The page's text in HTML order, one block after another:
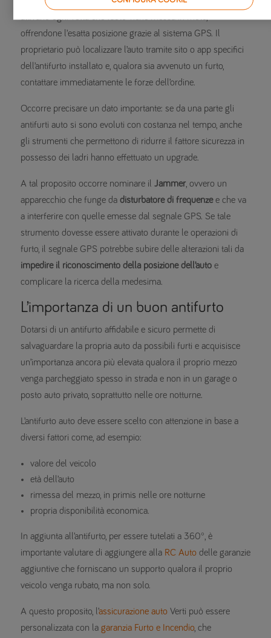
offrendone l’esatta posizione grazie al sistema GPS. Il
proprietario può localizzare l’auto tramite sito o app specifici
dell’antifurto installato e, qualora sia avvenuto un furto,
contattare immediatamente le forze dell’ordine.
Occorre precisare un dato importante: se da una parte gli
antifurti auto si sono evoluti con costanza nel tempo, anche
gli strumenti che permettono di ridurre il fattore sicurezza in
possesso dei ladri hanno effettuato un upgrade.
A tal proposito occorre nominare il Jammer , ovvero un
apparecchio che funge da disturbatore di frequenzee che va
a interferire con quelle emesse dal segnale GPS. Se tale
strumento dovesse essere attivato durante le operazioni di
furto, il segnale GPS potrebbe subire delle alterazioni tali da
impedire il riconoscimento della posizione dell’auto e
complicare la ricerca della medesima.
L’importanza di un buon antifurto
Dotarsi di un antifurto affidabile e sicuro permette di
salvaguardare la propria auto da possibili furti e acquisisce
un’importanza ancora più elevata qualora il proprio mezzo
venga parcheggiato spesso in strada e non in un garage o
posto auto privato, soprattutto nelle ore notturne.
L’antifurto auto deve essere scelto con attenzione in base a
diversi fattori come, ad esempio:
valore del veicolo
età dell’auto
rimessa del mezzo, in primis nelle ore notturne
propria disponibilità economica.
In aggiunta all’antifurto, per essere tutelati a 360°, è
importante valutare di aggiungere alla RC Auto delle garanzie
aggiuntive che forniscano un supporto qualora il proprio
veicolo venga rubato, ma non solo.
A questo proposito, l’assicurazione auto Verti può essere
personalizzata con la garanzia Furto e Incendio, che